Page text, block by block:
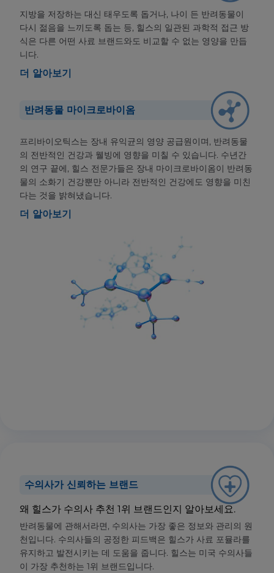
지방을 저장하는 대신 태우도록 돕거나, 나이 든 반려동물이
다시 젊음을 느끼도록 돕는 등, 힐스의 일관된 과학적 접근 방
식은 다른 어떤 사료 브랜드와도 비교할 수 없는 영양을 만듭
니다.
더 알아보기
반려동물 마이크로바이옴
프리바이오틱스는 장내 유익균의 영양 공급원이며, 반려동물
의 전반적인 건강과 웰빙에 영향을 미칠 수 있습니다. 수년간
의 연구 끝에, 힐스 전문가들은 장내 마이크로바이옴이 반려동
물의 소화기 건강뿐만 아니라 전반적인 건강에도 영향을 미친
다는 것을 밝혀냈습니다.
더 알아보기
수의사가 신뢰하는 브랜드
왜 힐스가 수의사 추천 1위 브랜드인지 알아보세요.
반려동물에 관해서라면, 수의사는 가장 좋은 정보와 관리의 원
천입니다. 수의사들의 공정한 피드백은 힐스가 사료 포뮬라를
유지하고 발전시키는 데 도움을 줍니다. 힐스는 미국 수의사들
이 가장 추천하는 1위 브랜드입니다.